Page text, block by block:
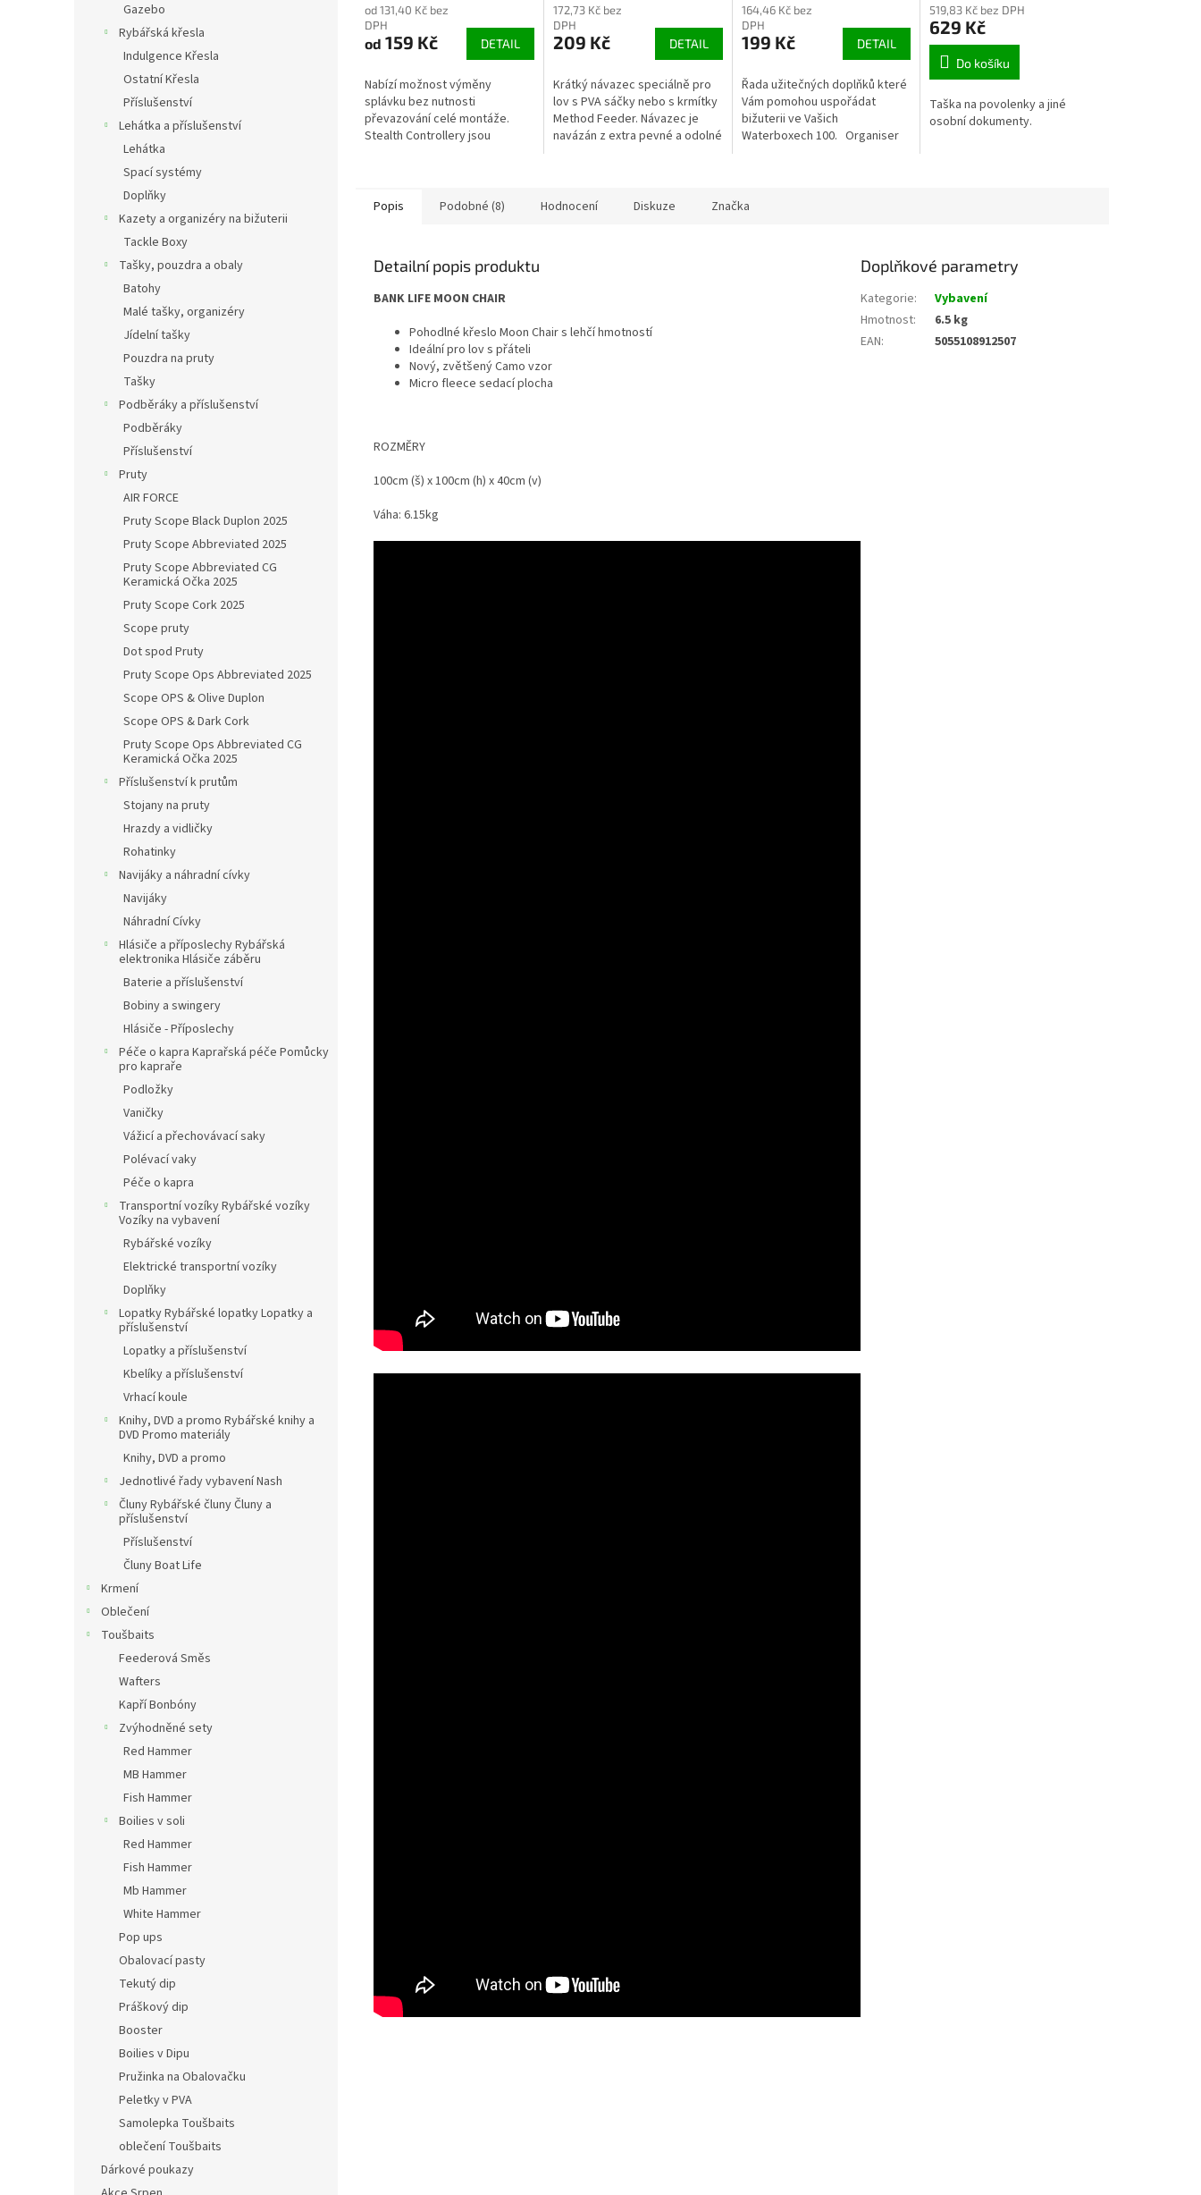
Gazebo
Rybářská křesla
Indulgence Křesla
Ostatní Křesla
Příslušenství
Lehátka a příslušenství
Lehátka
Spací systémy
Doplňky
Kazety a organizéry na bižuterii
Tackle Boxy
Tašky, pouzdra a obaly
Batohy
Malé tašky, organizéry
Jídelní tašky
Pouzdra na pruty
Tašky
Podběráky a příslušenství
Podběráky
Příslušenství
Pruty
AIR FORCE
Pruty Scope Black Duplon 2025
Pruty Scope Abbreviated 2025
Pruty Scope Abbreviated CG
Keramická Očka 2025
Pruty Scope Cork 2025
Scope pruty
Dot spod Pruty
Pruty Scope Ops Abbreviated 2025
Scope OPS & Olive Duplon
Scope OPS & Dark Cork
Pruty Scope Ops Abbreviated CG
Keramická Očka 2025
Příslušenství k prutům
Stojany na pruty
Hrazdy a vidličky
Rohatinky
Navijáky a náhradní cívky
Navijáky
Náhradní Cívky
Hlásiče a příposlechy Rybářská
elektronika Hlásiče záběru
Baterie a příslušenství
Bobiny a swingery
Hlásiče - Příposlechy
Péče o kapra Kaprařská péče Pomůcky
pro kapraře
Podložky
Vaničky
Vážicí a přechovávací saky
Polévací vaky
Péče o kapra
Transportní vozíky Rybářské vozíky
Vozíky na vybavení
Rybářské vozíky
Elektrické transportní vozíky
Doplňky
Lopatky Rybářské lopatky Lopatky a
příslušenství
Lopatky a příslušenství
Kbelíky a příslušenství
Vrhací koule
Knihy, DVD a promo Rybářské knihy a
DVD Promo materiály
Knihy, DVD a promo
Jednotlivé řady vybavení Nash
Čluny Rybářské čluny Čluny a
příslušenství
Příslušenství
Čluny Boat Life
Krmení
Oblečení
Toušbaits
Feederová Směs
Wafters
Kapří Bonbóny
Zvýhodněné sety
Red Hammer
MB Hammer
Fish Hammer
Boilies v soli
Red Hammer
Fish Hammer
Mb Hammer
White Hammer
Pop ups
Obalovací pasty
Tekutý dip
Práškový dip
Booster
Boilies v Dipu
Pružinka na Obalovačku
Peletky v PVA
Samolepka Toušbaits
oblečení Toušbaits
Dárkové poukazy
od 131,40 Kč bez
DPH
od 159 Kč DETAIL
Nabízí možnost výměny
splávku bez nutnosti
převazování celé montáže.
Stealth Controllery jsou
172,73 Kč bez
DPH
209 Kč DETAIL
Krátký návazec speciálně pro
lov s PVA sáčky nebo s krmítky
Method Feeder. Návazec je
navázán z extra pevné a odolné
164,46 Kč bez
DPH
199 Kč DETAIL
Řada užitečných doplňků které
Vám pomohou uspořádat
bižuterii ve Vašich
Waterboxech 100. Organiser
519,83 Kč bez DPH
629 Kč
Do košíku
Taška na povolenky a jiné
osobní dokumenty.
Popis Podobné (8) Hodnocení Diskuze Značka
Detailní popis produktu
BANK LIFE MOON CHAIR
Pohodlné křeslo Moon Chair s lehčí hmotností
Ideální pro lov s přáteli
Nový, zvětšený Camo vzor
Micro fleece sedací plocha
ROZMĚRY
100cm (š) x 100cm (h) x 40cm (v)
Váha: 6.15kg
Doplňkové parametry
Kategorie:
Vybavení
Hmotnost:
6.5 kg
EAN: 5055108912507